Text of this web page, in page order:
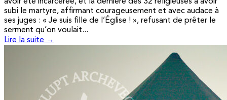
subi le martyre, affirmant courageusement et avec audace à
ses juges : « Je suis fille de l’Église ! », refusant de prêter le
serment qu’on voulait...
Lire la suite →